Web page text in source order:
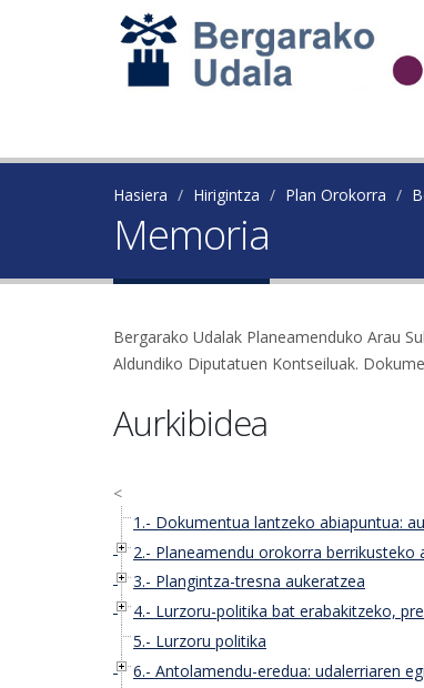
Hasiera Hirigintza Plan Orokorra
Memoria
Bergarako Udalak Planeamenduko Arau
Aldundiko Diputatuen Kontseiluak.
Aurkibidea
<
1.- Dokumentua lantzeko abiapuntua:
2.- Planeamendu orokorra berrikusteko
3.- Plangintza-tresna aukeratzea
4.- Lurzoru-politika bat erabakitzeko,
5.- Lurzoru politika
6.- Antolamendu-eredua: udalerriaren